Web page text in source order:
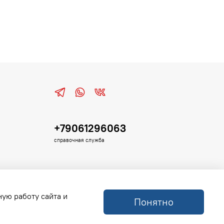
+79061296063
справочная служба
работу сайта и Понятно